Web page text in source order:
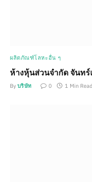
ผลิตภัณฑ์โลหะอื่น ๆ
ห้างหุ้นส่วนจำกัด จันทร์
By บริษัท 0 1 Min Read